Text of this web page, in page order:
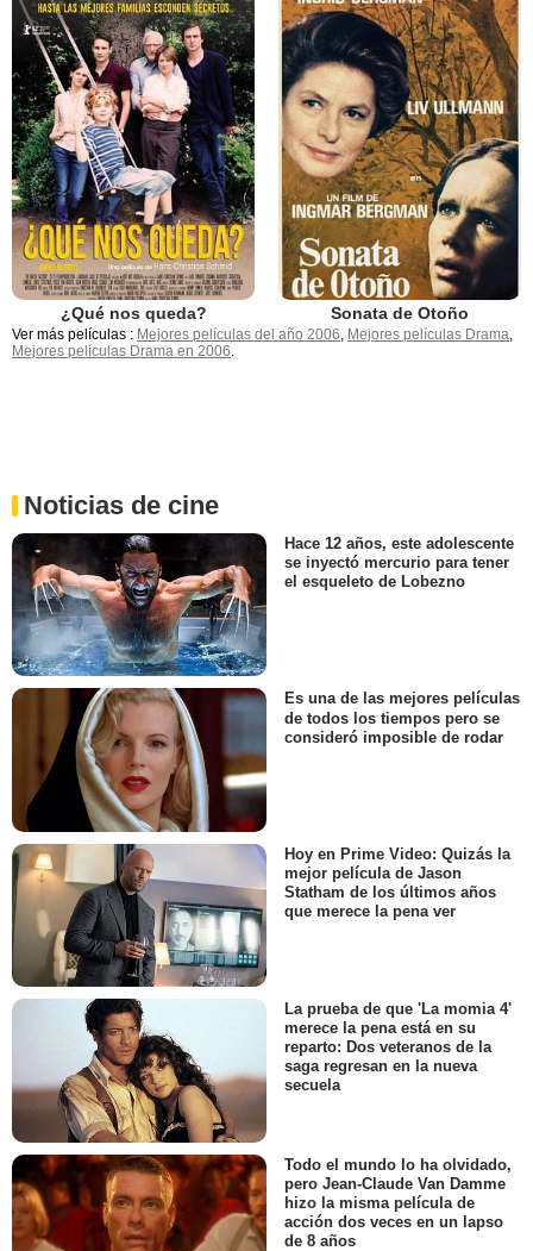
¿Qué nos queda? Sonata de Otoño
Ver más películas : Mejores películas del año 2006, Mejores películas Drama,
Mejores películas Drama en 2006.
Noticias de cine
Hace 12 años, este adolescente
se inyectó mercurio para tener
el esqueleto de Lobezno
Es una de las mejores películas
de todos los tiempos pero se
consideró imposible de rodar
Hoy en Prime Video: Quizás la
mejor película de Jason
Statham de los últimos años
que merece la pena ver
La prueba de que 'La momia 4'
merece la pena está en su
reparto: Dos veteranos de la
saga regresan en la nueva
secuela
Todo el mundo lo ha olvidado,
pero Jean-Claude Van Damme
hizo la misma película de
acción dos veces en un lapso
de 8 años